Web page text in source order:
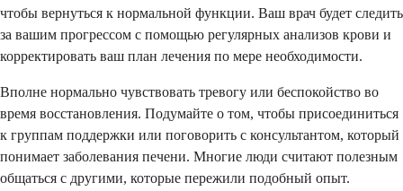
чтобы вернуться к нормальной функции. Ваш врач будет следить
за вашим прогрессом с помощью регулярных анализов крови и
корректировать ваш план лечения по мере необходимости.
Вполне нормально чувствовать тревогу или беспокойство во
время восстановления. Подумайте о том, чтобы присоединиться
к группам поддержки или поговорить с консультантом, который
понимает заболевания печени. Многие люди считают полезным
общаться с другими, которые пережили подобный опыт.